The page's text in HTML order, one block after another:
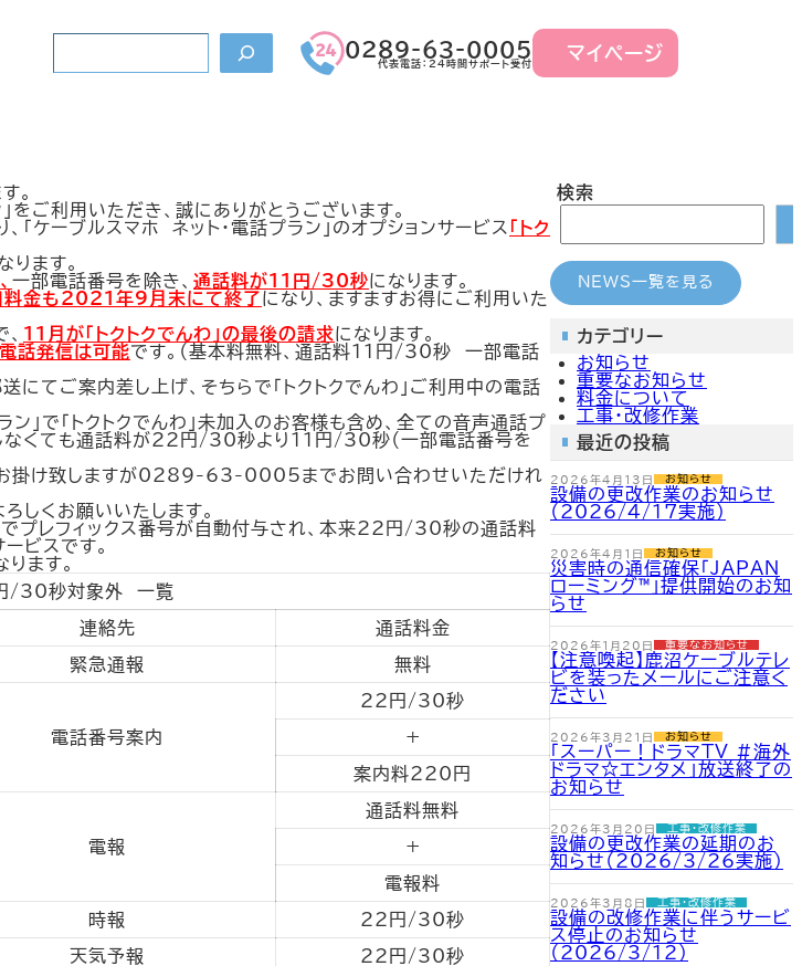
検
０２８９-６３-０００５
代表電話：24時間サポート受付
グ
ル
マイページ
グ
ー
了」についてのお知らせ
。
をご利用いただき、誠にありがとうございます。
、「ケーブルスマホ ネット・電話プラン」のオプションサービス
「トク
ります。
一部電話番号を除き、 通話料が11円/30秒になります。
用料金も2021年9月末にて終了になり、ますますお得にご利用いた
11月が「トクトクでんわ」の最後の請求になります。
話発信は可能です。（基本料無料、通話料11円/30秒 一部電話
にてご案内差し上げ、そちらで「トクトクでんわ」ご利用中の電話
」で「トクトクでんわ」未加入のお客様も含め、全ての音声通話プ
なくても通話料が22円/30秒より11円/30秒（一部電話番号を
お掛け致しますが0289-63-0005までお問い合わせいただけれ
しくお願いいたします。
でプレフィックス番号が自動付与され、本来22円/30秒の通話料
ビスです。
ます。
/30秒対象外 一覧
連絡先 通話料金
緊急通報 無料
電話番号案内
22円/30秒
+
案内料220円
電報
通話料無料
+
電報料
時報 22円/30秒
天気予報 22円/30秒
検索
NEWS一覧を見る
カテゴリー
お知らせ
重要なお知らせ
料金について
工事・改修作業
最近の投稿
2026年4月13日 お知らせ
設備の更改作業のお知らせ
（2026/4/17実施）
2026年4月1日 お知らせ
災害時の通信確保「JAPAN
ローミング™」提供開始のお知
らせ
2026年1月20日 重要なお知らせ
【注意喚起】鹿沼ケーブルテレ
ビを装ったメールにご注意く
ださい
2026年3月21日 お知らせ
「スーパー！ドラマTV #海外
ドラマ☆エンタメ」放送終了の
お知らせ
2026年3月20日 工事・改修作業
設備の更改作業の延期のお
知らせ（2026/3/26実施）
2026年3月8日 工事・改修作業
設備の改修作業に伴うサービ
ス停止のお知らせ
（2026/3/12）